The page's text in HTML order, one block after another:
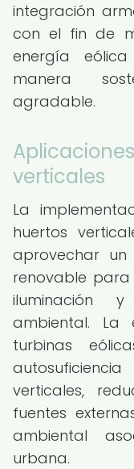
integración
con el fin de
energía
manera
agradable.
verticales
La
huertos
aprovechar un
renovable para
iluminación
ambiental. La
turbinas
verticales,
fuentes
ambiental
urbana.